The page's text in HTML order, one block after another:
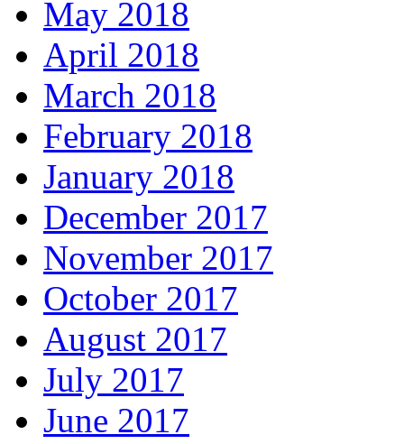
May 2018
April 2018
March 2018
February 2018
January 2018
December 2017
November 2017
October 2017
August 2017
July 2017
June 2017